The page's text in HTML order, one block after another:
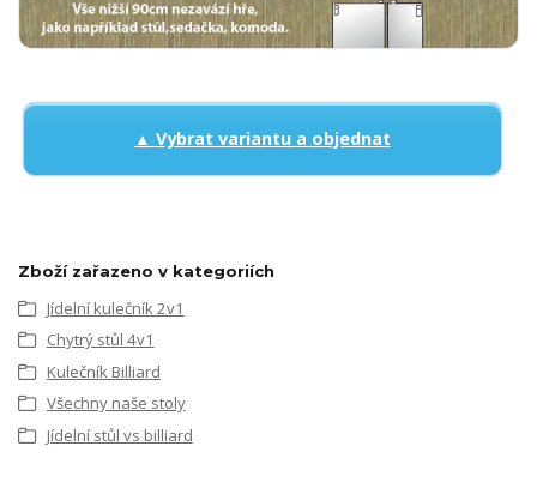
▲ Vybrat variantu a objednat
Zboží zařazeno v kategoriích
Jídelní kulečník 2v1
Chytrý stůl 4v1
Kulečník Billiard
Všechny naše stoly
Jídelní stůl vs billiard